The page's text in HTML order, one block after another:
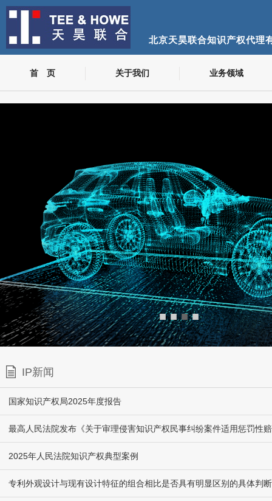
北京天昊联合知识产权代理
首 页 关于我们 业务领域
■ ■ ■ ■
IP新闻
国家知识产权局2025年度报告
2025年人民法院知识产权典型案例
专利外观设计与现有设计特征的组合相比是否具有明显区别的具体判断